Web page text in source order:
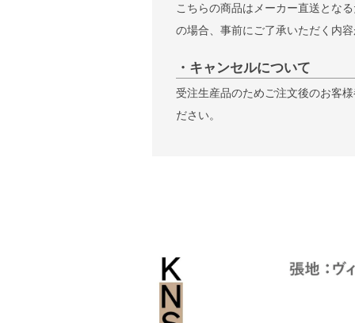
こちらの商品はメーカー直送とな
の場合、事前にご了承いただく内
・キャンセルについて
受注生産品のためご注文後のお客
ださい。